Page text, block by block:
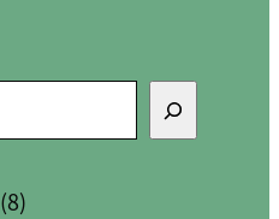
(8)